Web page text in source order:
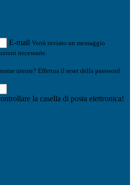
E-mail Verrà inviato un messaggio
necessarie.
utente? Effettua il reset della password
la casella di posta elettronica!